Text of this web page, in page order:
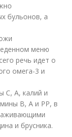
бульонов, а
меню
речь идет о
омега-3 и
С, А, калий и
В, А и РР, в
и брусника.